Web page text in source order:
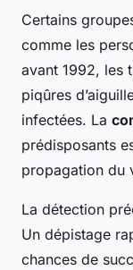
Certains
comme les
avant 1992, les
piqûres
infectées. La
prédisposants
propagation du
La détection
Un dépistage
chances de